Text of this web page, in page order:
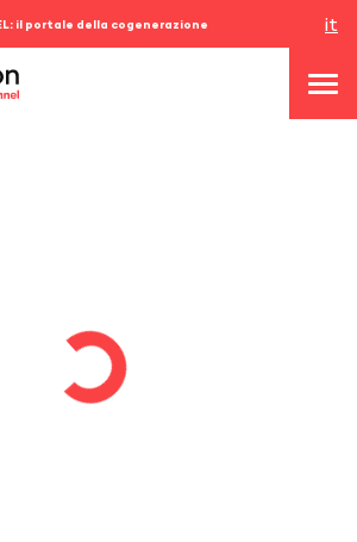
il portale della cogenerazione it